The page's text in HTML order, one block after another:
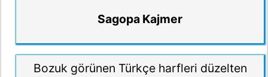
Sagopa Kajmer
Bozuk görünen Türkçe harfleri düzelten